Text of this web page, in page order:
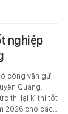
nghiệp
công văn gửi
Quang,
thi lại kì thi tốt
2026 cho các…